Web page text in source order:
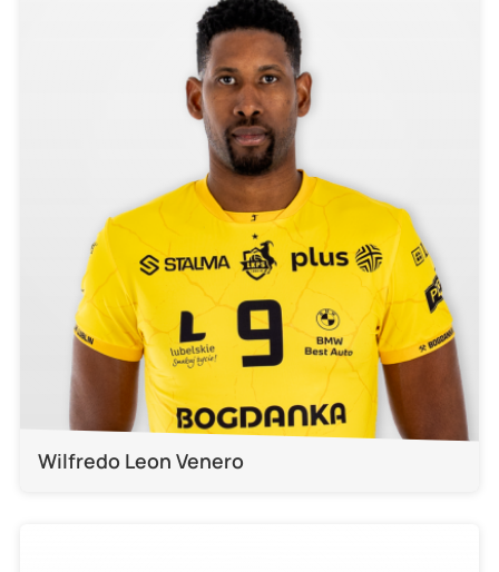
Wilfredo Leon Venero